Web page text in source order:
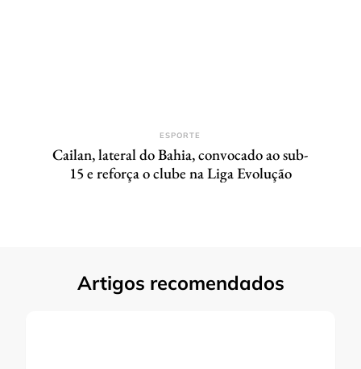
ESPORTE
Cailan, lateral do Bahia, convocado ao sub-
15 e reforça o clube na Liga Evolução
Artigos recomendados